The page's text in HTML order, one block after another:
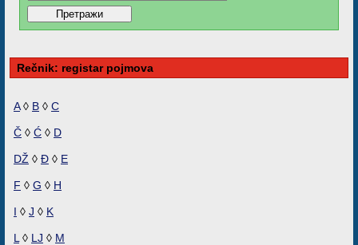
Rečnik: registar pojmova
A◊ B ◊ C
Č ◊ Ć ◊ D
DŽ ◊ Đ ◊ E
F ◊ G ◊ H
I ◊ J ◊ K
L ◊ LJ ◊ M